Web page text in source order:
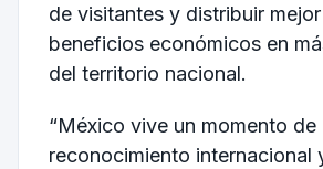
de visitantes y distribuir
beneficios económicos en
del territorio nacional.
“México vive un momento de
reconocimiento internacional